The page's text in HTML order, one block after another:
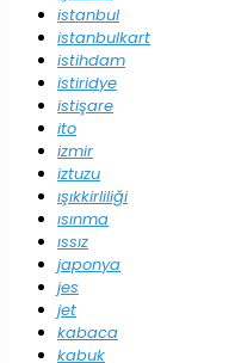
istanbul
istanbulkart
istihdam
istiridye
istişare
ito
izmir
iztuzu
ışıkkirliliği
ısınma
ıssız
japonya
jes
jet
kabaca
kabuk